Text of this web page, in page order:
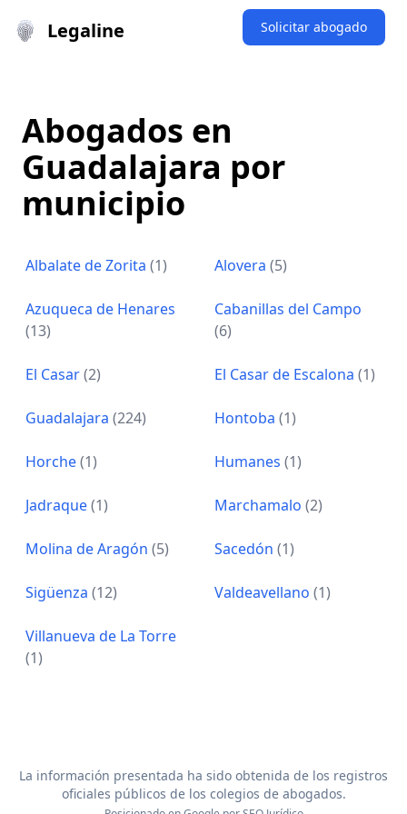
Legaline Solicitar abogado
Abogados en
Guadalajara por
municipio
Albalate de Zorita (1) Alovera (5)
Azuqueca de Henares
(13)
Cabanillas del Campo
(6)
El Casar(2) El Casar de Escalona (1)
Guadalajara (224) Hontoba (1)
Horche(1) Humanes (1)
Jadraque(1) Marchamalo (2)
Molina de Aragón (5) Sacedón (1)
Sigüenza (12) Valdeavellano (1)
Villanueva de La Torre
(1)
La información presentada ha sido obtenida de los registros
oficiales públicos de los colegios de abogados.